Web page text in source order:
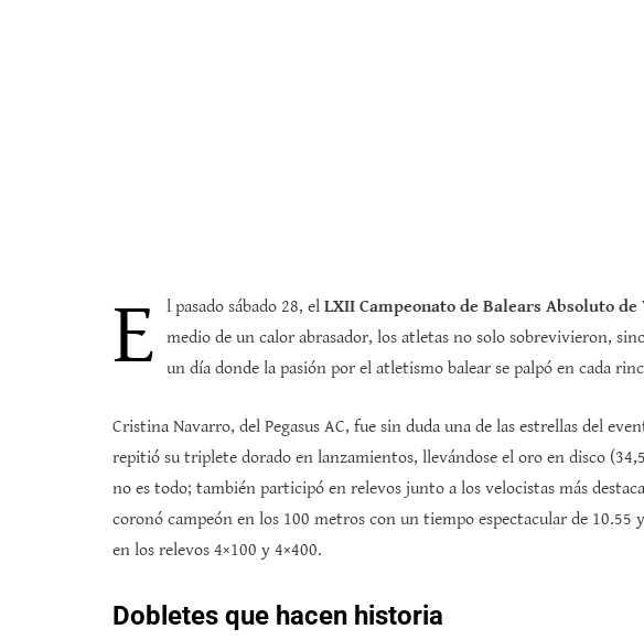
E l pasado sábado 28, el LXII Campeonato de Balears Absoluto de
medio de un calor abrasador, los atletas no solo sobrevivieron,
un día donde la pasión por el atletismo balear se palpó en cada
Cristina Navarro, del Pegasus AC, fue sin duda una de las estrellas del
repitió su triplete dorado en lanzamientos, llevándose el oro en disco
no es todo; también participó en relevos junto a los velocistas más
coronó campeón en los 100 metros con un tiempo espectacular de 10.55
en los relevos 4×100 y 4×400.
Dobletes que hacen historia